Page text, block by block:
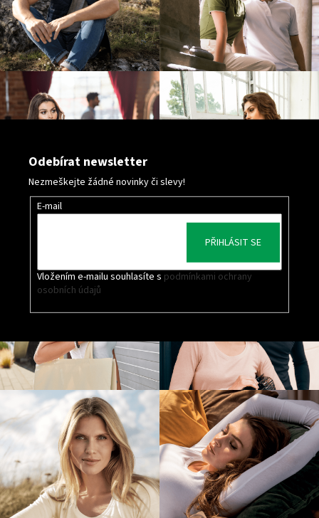
Odebírat newsletter
Nezmeškejte žádné novinky či slevy!
E-mail
Vložením e-mailu souhlasíte s podmínkami ochrany
osobních údajů
PŘIHLÁSIT SE